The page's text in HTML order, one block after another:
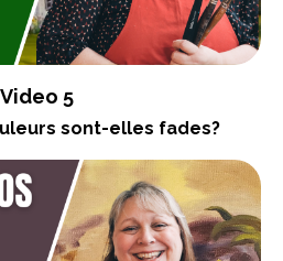
Video 5
sont-elles fades?